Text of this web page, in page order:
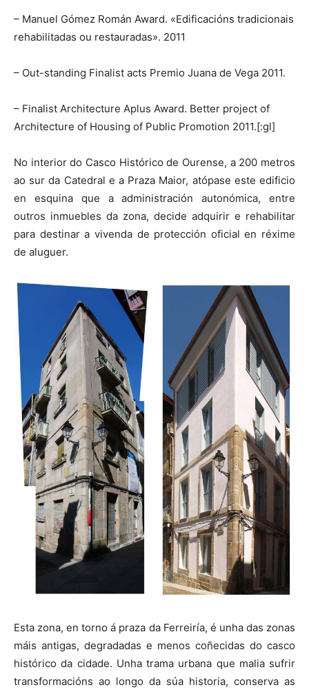
– Manuel Gómez Román Award. «Edificacións tradicionais
rehabilitadas ou restauradas». 2011
– Out-standing Finalist acts Premio Juana de Vega 2011.
– Finalist Architecture Aplus Award. Better project of
Architecture of Housing of Public Promotion 2011.[:gl]
No interior do Casco Histórico de Ourense, a 200 metros
ao sur da Catedral e a Praza Maior, atópase este edificio
en esquina que a administración autonómica, entre
outros inmuebles da zona, decide adquirir e rehabilitar
para destinar a vivenda de protección oficial en réxime
de aluguer.
Esta zona, en torno á praza da Ferreiría, é unha das zonas
máis antigas, degradadas e menos coñecidas do casco
histórico da cidade. Unha trama urbana que malia sufrir
transformacións ao longo da súa historia, conserva as